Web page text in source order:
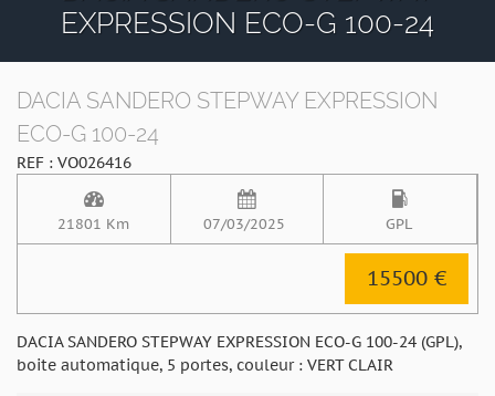
EXPRESSION ECO-G 100-24
DACIA SANDERO STEPWAY EXPRESSION
ECO-G 100-24
REF : VO026416
21801 Km 07/03/2025 GPL
15500 €
DACIA SANDERO STEPWAY EXPRESSION ECO-G 100-24 (GPL),
boite automatique, 5 portes, couleur : VERT CLAIR